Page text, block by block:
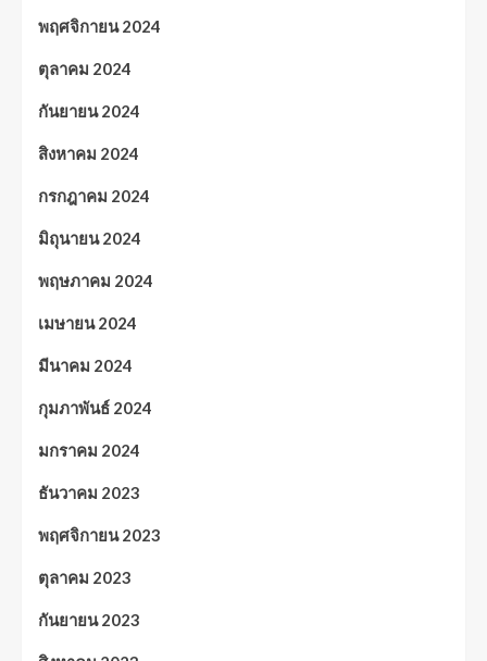
พฤศจิกายน 2024
ตุลาคม 2024
กันยายน 2024
สิงหาคม 2024
กรกฎาคม 2024
มิถุนายน 2024
พฤษภาคม 2024
เมษายน 2024
มีนาคม 2024
กุมภาพันธ์ 2024
มกราคม 2024
ธันวาคม 2023
พฤศจิกายน 2023
ตุลาคม 2023
กันยายน 2023